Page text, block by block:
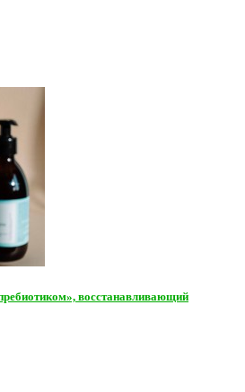
восстанавливающий